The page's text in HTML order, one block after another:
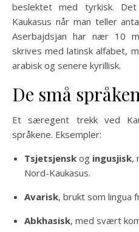
beslektet med tyrkisk.
Kaukasus når man teller
Aserbajdsjan har nær 10
skrives med latinsk alfabet,
arabisk og senere kyrillisk.
De små
Et særegent trekk ved
språkene. Eksempler:
Tsjetsjensk og ingusjisk,
Nord-Kaukasus.
Avarisk, brukt som lingua
Abkhasisk, med svært